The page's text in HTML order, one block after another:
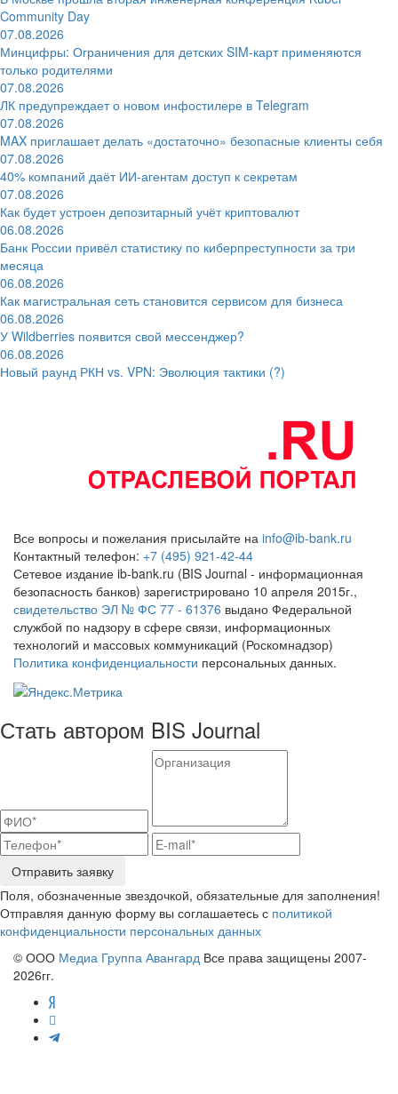
Community Day
07.08.2026
Минцифры: Ограничения для детских SIM-карт применяются
только родителями
07.08.2026
ЛК предупреждает о новом инфостилере в Telegram
07.08.2026
MAX приглашает делать «достаточно» безопасные клиенты себя
07.08.2026
40% компаний даёт ИИ‑агентам доступ к секретам
07.08.2026
Как будет устроен депозитарный учёт криптовалют
06.08.2026
Банк России привёл статистику по киберпреступности за три
месяца
06.08.2026
Как магистральная сеть становится сервисом для бизнеса
06.08.2026
У Wildberries появится свой мессенджер?
06.08.2026
Новый раунд РКН vs. VPN: Эволюция тактики (?)
Все вопросы и пожелания присылайте на info@ib-bank.ru
Контактный телефон: +7 (495) 921-42-44
Сетевое издание ib-bank.ru (BIS Journal - информационная
безопасность банков) зарегистрировано 10 апреля 2015г.,
свидетельство ЭЛ № ФС 77 - 61376 выдано Федеральной
службой по надзору в сфере связи, информационных
технологий и массовых коммуникаций (Роскомнадзор)
Политика конфиденциальности персональных данных.
Стать автором BIS Journal
Отправить заявку
Поля, обозначенные звездочкой, обязательные для заполнения!
Отправляя данную форму вы соглашаетесь с политикой
конфиденциальности персональных данных
© ООО Медиа Группа Авангард Все права защищены 2007-
2026гг.